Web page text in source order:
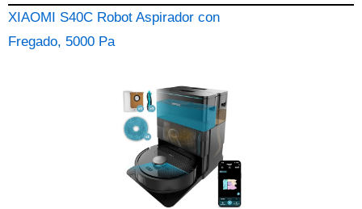
XIAOMI S40C Robot Aspirador con
Fregado, 5000 Pa